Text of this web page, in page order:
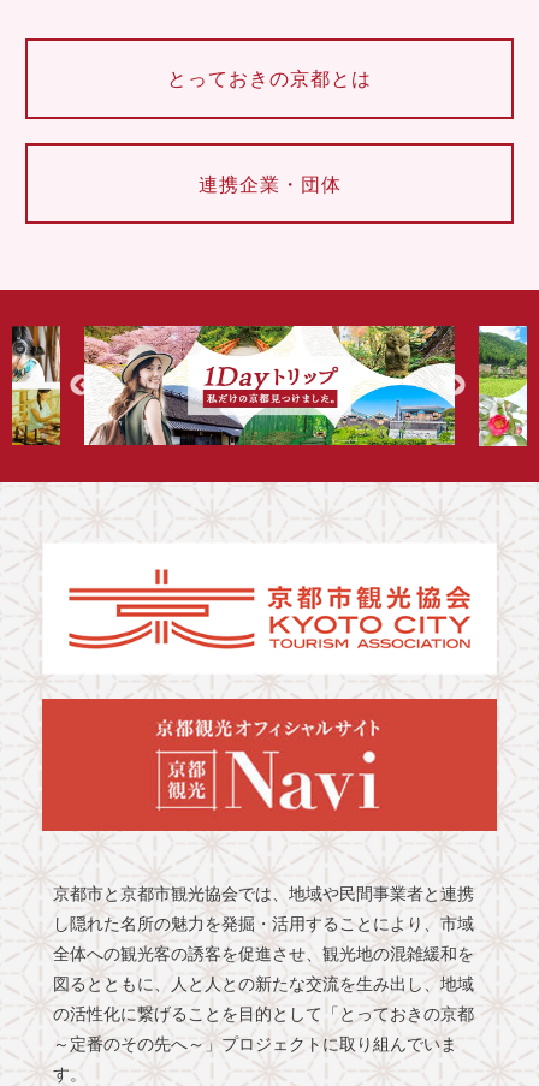
とっておきの京都とは
連携企業・団体
京都市と京都市観光協会では、地域や民間事業者と連携
し隠れた名所の魅力を発掘・活用することにより、市域
全体への観光客の誘客を促進させ、観光地の混雑緩和を
図るとともに、人と人との新たな交流を生み出し、地域
の活性化に繋げることを目的として「とっておきの京都
～定番のその先へ～」プロジェクトに取り組んでいま
す。